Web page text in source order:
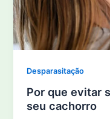
Desparasitação
Por que evitar
seu cachorro